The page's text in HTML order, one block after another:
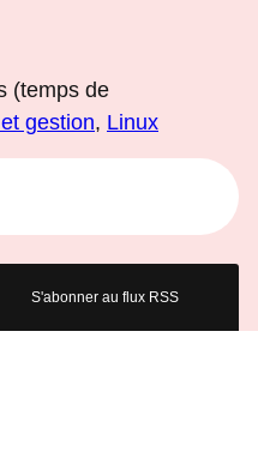
(temps de
gestion, Linux
S'abonner au flux RSS